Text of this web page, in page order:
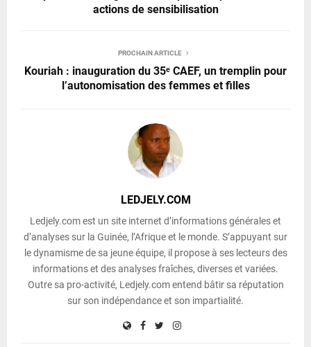
actions de sensibilisation
PROCHAIN ARTICLE
Kouriah : inauguration du 35ᵉ CAEF, un tremplin pour
l’autonomisation des femmes et filles
LEDJELY.COM
Ledjely.com est un site internet d’informations générales et
d’analyses sur la Guinée, l’Afrique et le monde. S’appuyant sur
le dynamisme de sa jeune équipe, il propose à ses lecteurs des
informations et des analyses fraîches, diverses et variées.
Outre sa pro-activité, Ledjely.com entend bâtir sa réputation
sur son indépendance et son impartialité.